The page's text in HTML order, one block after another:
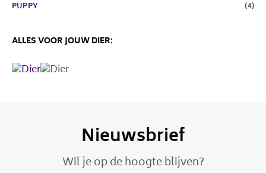
PUPPY (4)
ALLES VOOR JOUW DIER:
Nieuwsbrief
Wil je op de hoogte blijven?